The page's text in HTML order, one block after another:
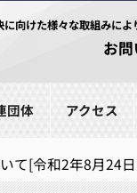
向けた様々な取組みに
お
団体 アクセス
て[令和2年8月24